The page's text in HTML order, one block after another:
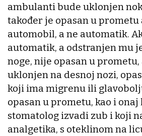
ambulanti bude uklonjen
također je opasan u prometu
automobil, a ne automatik.
automatik, a odstranjen mu
noge, nije opasan u
uklonjen na desnoj nozi,
koji ima migrenu ili
opasan u prometu, kao i onaj
stomatolog izvadi zub i koji
analgetika, s oteklinom na